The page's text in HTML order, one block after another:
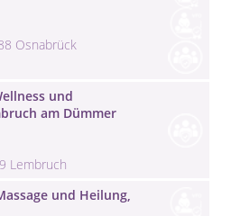
Osnabrück
und
am Dümmer
Lembruch
und Heilung,